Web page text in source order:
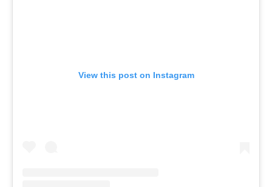
View this post on Instagram